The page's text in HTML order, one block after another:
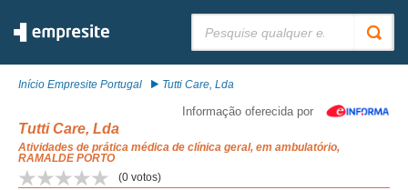
Início Empresite Portugal Tutti Care, Lda
Informação oferecida por
Tutti Care, Lda
Atividades de prática médica de clínica geral, em ambulatório,
RAMALDE PORTO
(0 votos)